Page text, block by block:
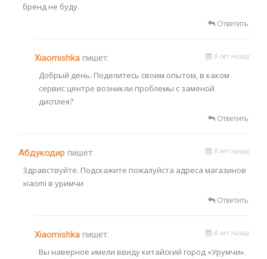
бренд не буду.
Ответить
Xiaomishkaпишет: 8 лет назад
Добрый день. Поделитесь своим опытом, в каком
сервис центре возникли проблемы с заменой
дисплея?
Ответить
Абдукодир пишет: 8 лет назад
Здравствуйте. Подскажите пожалуйста адреса магазинов
xiaomi в уримчи
Ответить
Xiaomishkaпишет: 8 лет назад
Вы наверное имели ввиду китайский город «Урумчи».